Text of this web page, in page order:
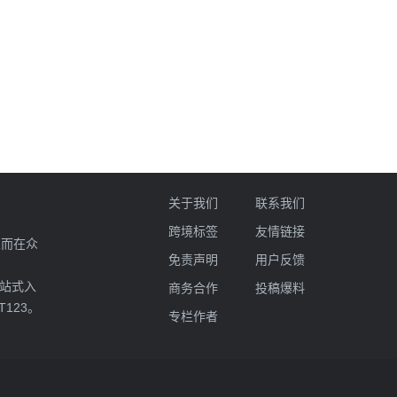
在众
式入
。
关于我们
联系我们
跨境标签
友情链接
免责声明
用户反馈
商务合作
投稿爆料
专栏作者